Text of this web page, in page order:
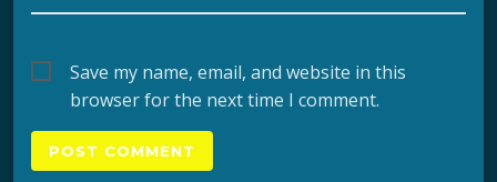
Save my name, email, and website in this
browser for the next time I comment.